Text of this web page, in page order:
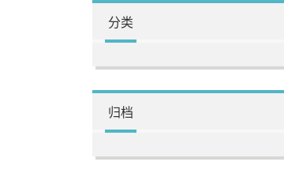
分类
归档